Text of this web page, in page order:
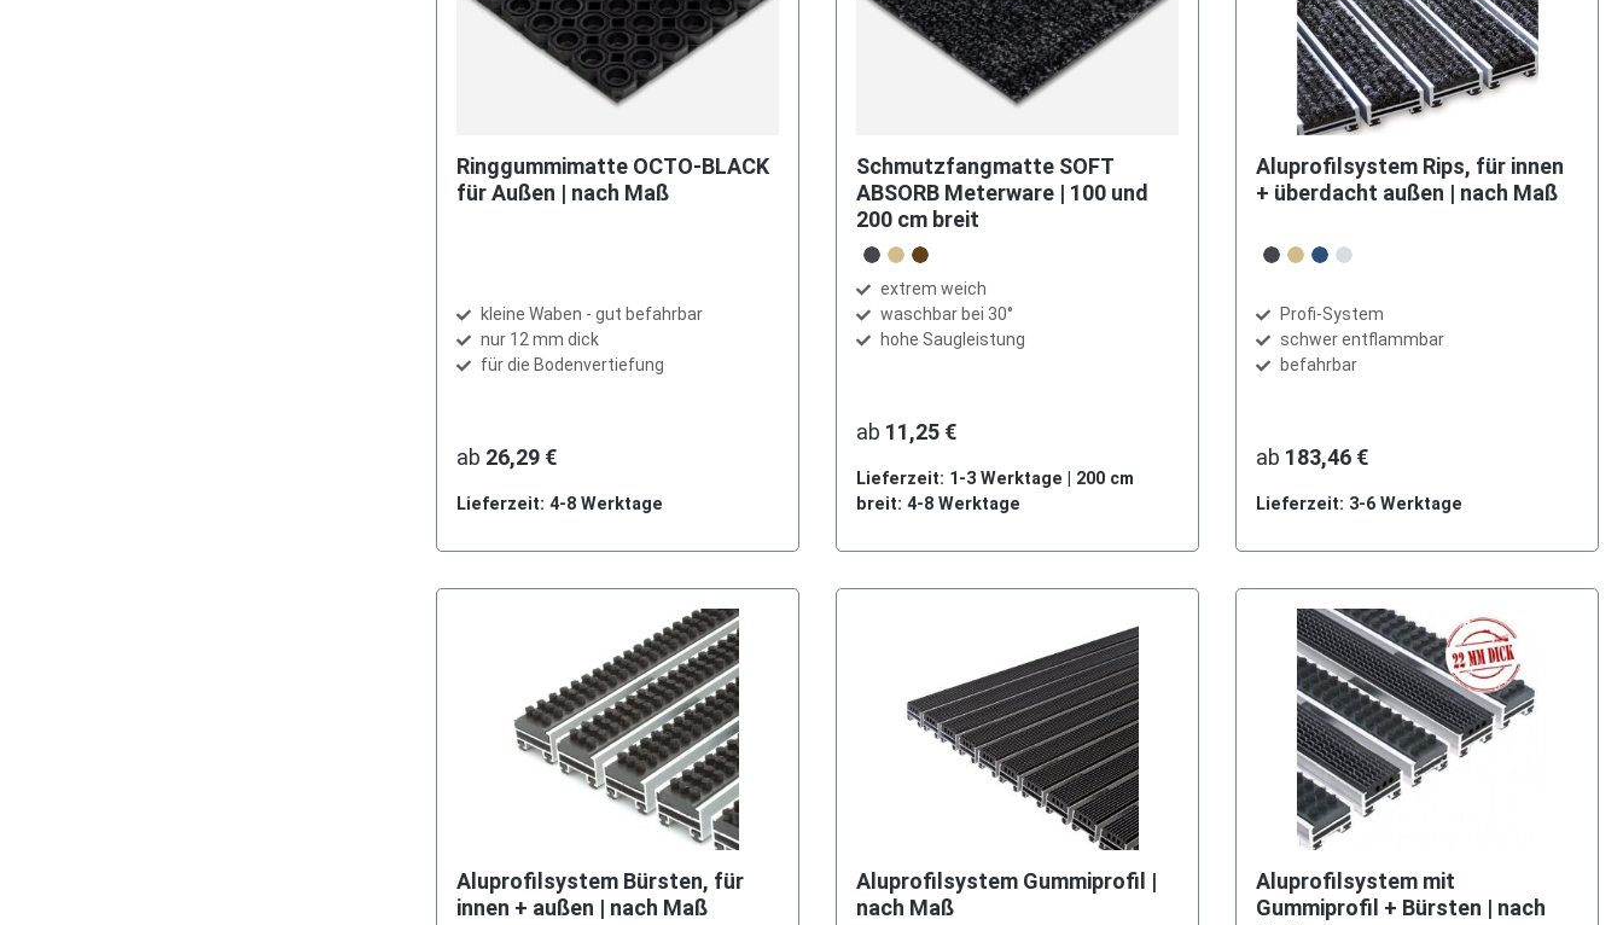
Ringgummimatte OCTO-BLACK
für Außen | nach Maß
kleine Waben - gut befahrbar
nur 12 mm dick
für die Bodenvertiefung
ab 26,29 €
Lieferzeit: 4-8 Werktage
Schmutzfangmatte SOFT
ABSORB Meterware | 100 und
200 cm breit
Farbe
anthrazit
beigebraun
extrem weich
waschbar bei 30°
hohe Saugleistung
ab 11,25 €
Lieferzeit: 1-3 Werktage | 200 cm
breit: 4-8 Werktage
Aluprofilsystem Rips, für innen
+ überdacht außen | nach Maß
Farbe auswählen
anthrazit
beige-meliert
blau-meliert
hellgrau
Profi-System
schwer entflammbar
befahrbar
ab 183,46 €
Lieferzeit: 3-6 Werktage
Aluprofilsystem Bürsten, für
innen + außen | nach Maß
Aluprofilsystem Gummiprofil |
nach Maß
Aluprofilsystem mit
Gummiprofil + Bürsten | nach